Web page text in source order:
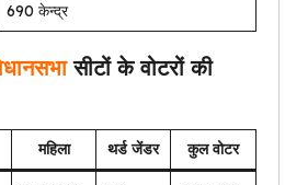
690 केन्द्र
सीटों के वोटरों की
महिला थर्ड जेंडर कुल वोटर